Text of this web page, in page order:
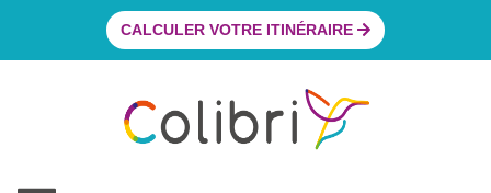
CALCULER VOTRE ITINÉRAIRE